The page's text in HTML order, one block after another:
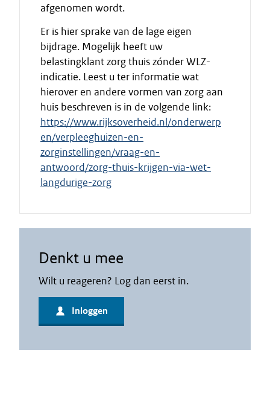
afgenomen wordt.
Er is hier sprake van de lage eigen
bijdrage. Mogelijk heeft uw
belastingklant zorg thuis zónder WLZ-
indicatie. Leest u ter informatie wat
hierover en andere vormen van zorg aan
huis beschreven is in de volgende link:
https://www.rijksoverheid.nl/onderwerp
en/verpleeghuizen-en-
zorginstellingen/vraag-en-
antwoord/zorg-thuis-krijgen-via-wet-
langdurige-zorg
Denkt u mee
Wilt u reageren? Log dan eerst in.
Inloggen